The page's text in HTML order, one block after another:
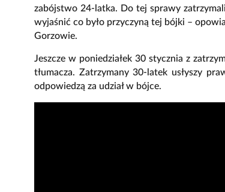
zabójstwo 24-latka. Do tej sprawy
wyjaśnić co było przyczyną tej bójki –
Gorzowie.
Jeszcze w poniedziałek 30 stycznia z
tłumacza. Zatrzymany 30-latek usłyszy
odpowiedzą za udział w bójce.